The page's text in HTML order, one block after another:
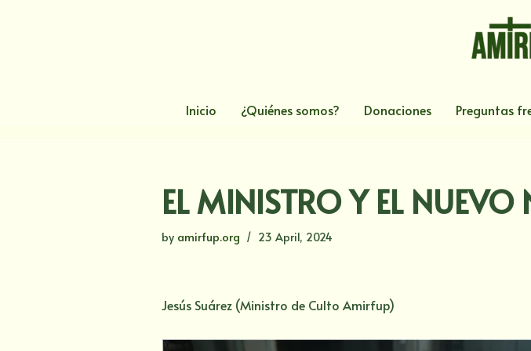
Inicio
¿Quiénes somos? Donaciones Preguntas
EL MINISTRO Y EL
by amirfup.org 23 April, 2024
Jesús Suárez (Ministro de Culto Amirfup)